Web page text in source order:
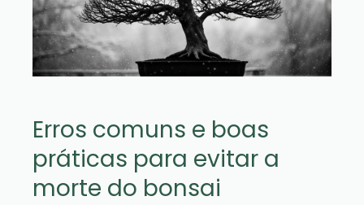
Erros comuns e boas
práticas para evitar a
morte do bonsai